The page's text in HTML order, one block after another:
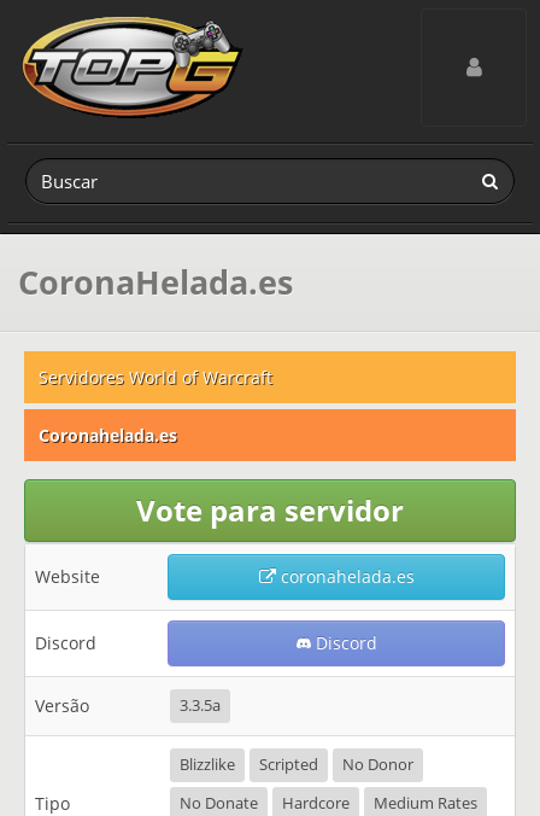
Toggle
CoronaHelada.es
Servidores World of Warcraft
Coronahelada.es
Vote para servidor
Website coronahelada.es
Discord Discord
Versão 3.3.5a
Tipo
Blizzlike Scripted
No Donor
No Donate
Hardcore
Medium Rates